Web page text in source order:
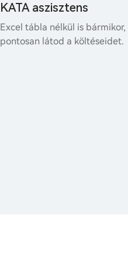
KATA aszisztens
Excel tábla nélkül is bármikor,
pontosan látod a költéseidet.